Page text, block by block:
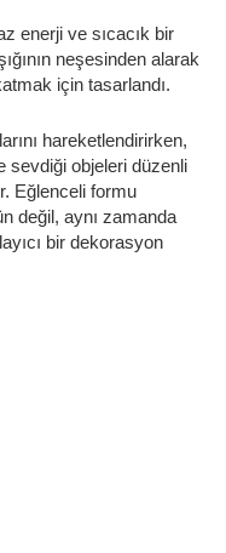
enerji ve sıcacık bir
neşesinden alarak
için tasarlandı.
hareketlendirirken,
sevdiği objeleri düzenli
Eğlenceli formu
değil, aynı zamanda
bir dekorasyon